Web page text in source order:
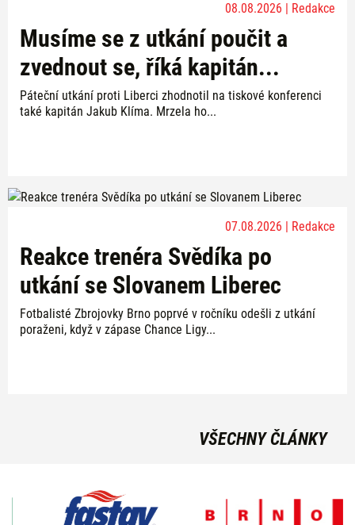
08.08.2026 | Redakce
Musíme se z utkání poučit a
zvednout se, říká kapitán...
Páteční utkání proti Liberci zhodnotil na tiskové konferenci
také kapitán Jakub Klíma. Mrzela ho...
07.08.2026 | Redakce
Reakce trenéra Svědíka po
utkání se Slovanem Liberec
Fotbalisté Zbrojovky Brno poprvé v ročníku odešli z utkání
poraženi, když v zápase Chance Ligy...
VŠECHNY ČLÁNKY